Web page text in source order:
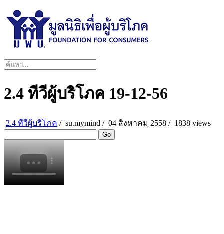
2.4 ทีวีผู้บริโภค 19-12-56
2.4 ทีวีผู้บริโภค / su.mymind / 04 สิงหาคม 2558 / 1838 views
Go